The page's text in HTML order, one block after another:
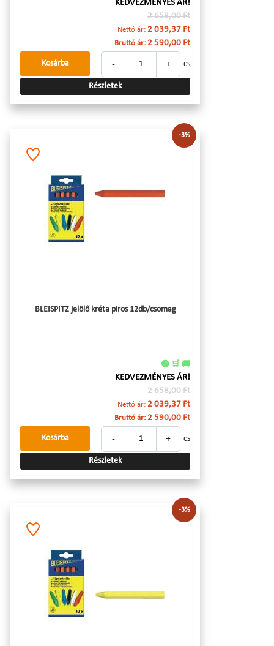
KEDVEZMÉNYES ÁR!
2 658,00 Ft
Nettó ár: 2 039,37 Ft
Bruttó ár: 2 590,00 Ft
- + cs
Kosárba
Részletek
-3%
BLEISPITZ jelölő kréta piros 12db/csomag
🟢 🛒 🚚
KEDVEZMÉNYES ÁR!
2 658,00 Ft
Nettó ár: 2 039,37 Ft
Bruttó ár: 2 590,00 Ft
- + cs
Kosárba
Részletek
-3%